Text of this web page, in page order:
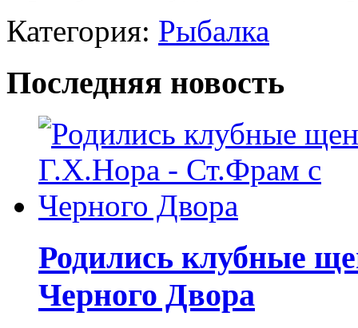
Категория: Рыбалка
Последняя новость
Родились клубные
Черного Двора